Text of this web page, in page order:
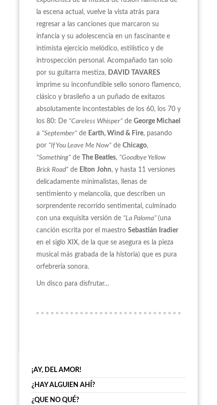
la escena actual, vuelve la vista atrás para
regresar a las canciones que marcaron su
infancia y su adolescencia en un fascinante e
intimista ejercicio melódico, estilístico y de
introspección personal. Acompañado tan solo
por su guitarra mestiza, DAVID TAVARES
imprime su inconfundible sello sonoro flamenco,
clásico y brasileño a un puñado de exitazos
absolutamente incontestables de los 60, los 70 y
los 80: De “Careless Whisper” de George Michael
a “September” de Earth, Wind & Fire, pasando
por “If You Leave Me Now” de Chicago,
“Something” de The Beatles, “Goodbye Yellow
Brick Road” de Elton John, y hasta 11 versiones
delicadamente minimalistas, llenas de
sentimiento y melancolía, que describen un
sorprendente recorrido sentimental, culminado
con una exquisita versión de “La Paloma” (una
canción escrita por el maestro Sebastián
Iradier
en el siglo XIX, de la que se asegura es la pieza
musical más grabada de la historia) que es pura
orfebrería sonora.
Un disco para disfrutar…
¡AY, DEL AMOR!
¿HAY ALGUIEN AHÍ?
¿QUE NO QUÉ?